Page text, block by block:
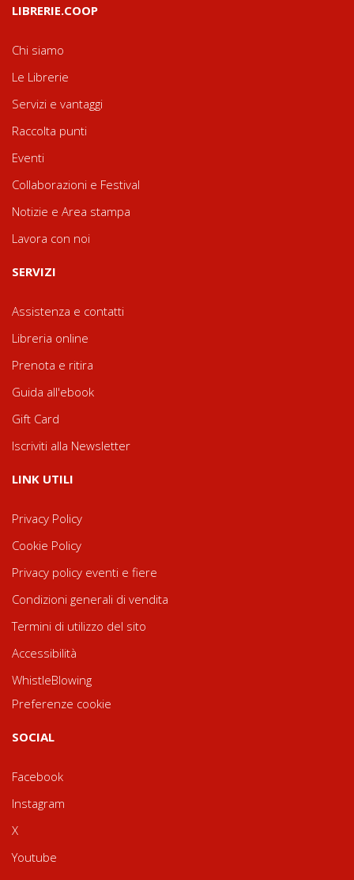
LIBRERIE.COOP
Chi siamo
Le Librerie
Servizi e vantaggi
Raccolta punti
Eventi
Collaborazioni e Festival
Notizie e Area stampa
Lavora con noi
SERVIZI
Assistenza e contatti
Libreria online
Prenota e ritira
Guida all'ebook
Gift Card
Iscriviti alla Newsletter
LINK UTILI
Privacy Policy
Cookie Policy
Privacy policy eventi e fiere
Condizioni generali di vendita
Termini di utilizzo del sito
Accessibilità
WhistleBlowing
Preferenze cookie
SOCIAL
Facebook
Instagram
X
Youtube